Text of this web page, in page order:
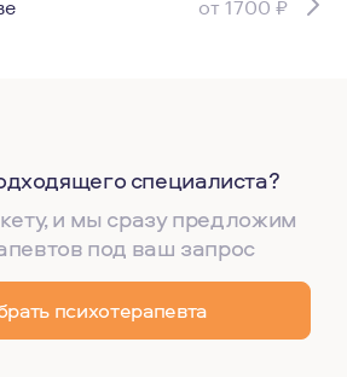
специалиста?
и мы сразу предложим
под ваш запрос
психотерапевта